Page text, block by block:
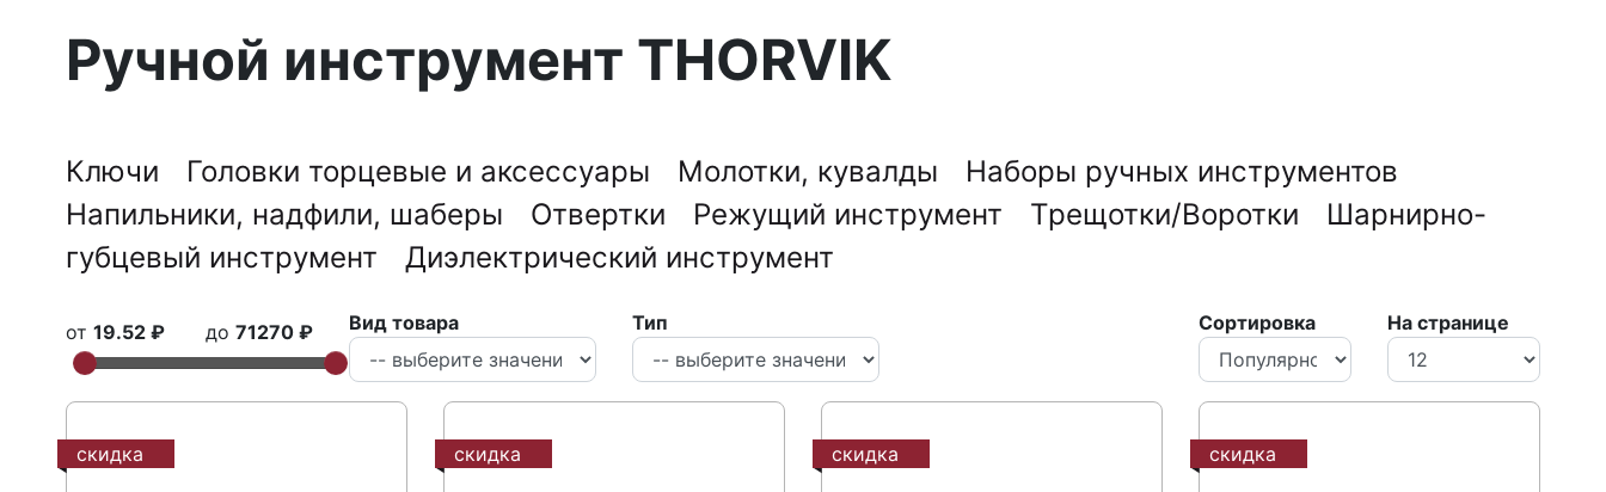
Ручной инструмент THORVIK
Ключи Головки торцевые и аксессуары Молотки, кувалды
Наборы ручных инструментов
Напильники, надфили, шаберы
Отвертки Режущий инструмент Трещотки/Воротки
Шарнирно-
губцевый инструмент
Диэлектрический инструмент
от19.52 ₽ до71270 ₽ Вид товара Тип Сортировка На странице
скидка скидка скидка скидка